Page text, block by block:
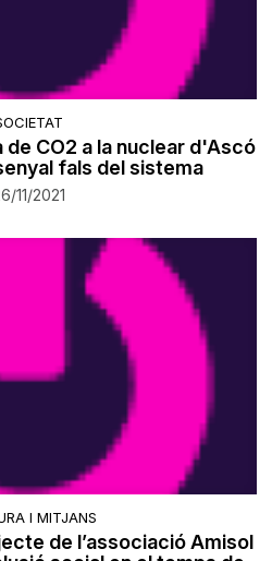
CO2 a la nuclear d'Ascó
fals del sistema
11/2021
I MITJANS
de l’associació Amisol